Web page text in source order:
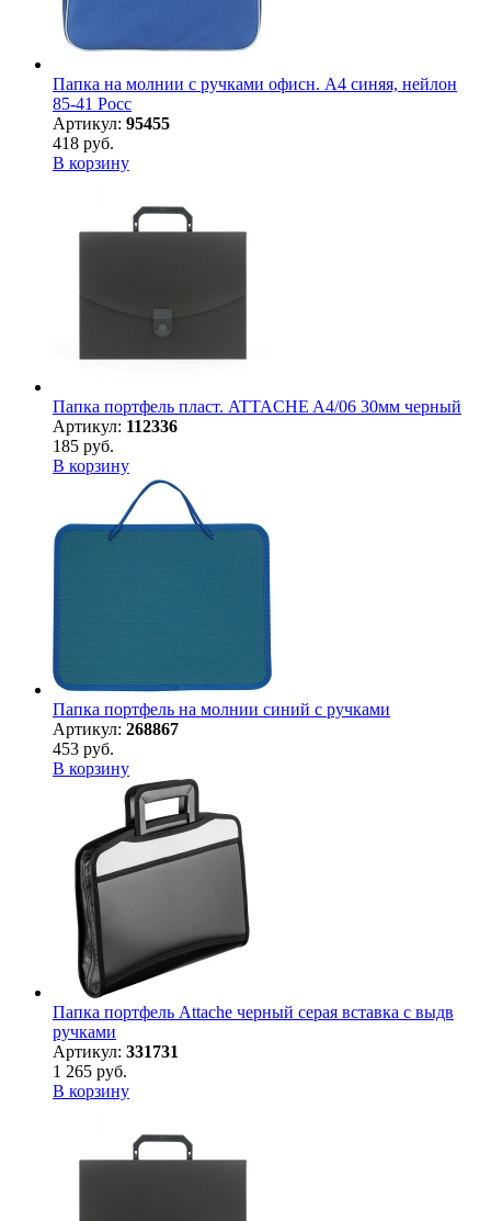
Папка на молнии с ручками офисн. А4 синяя, нейлон
85-41 Росс
Артикул: 95455
418 руб.
В корзину
Папка портфель пласт. ATTACHE A4/06 30мм черный
Артикул: 112336
185 руб.
В корзину
Папка портфель на молнии синий с ручками
Артикул: 268867
453 руб.
В корзину
Папка портфель Attache черный серая вставка с выдв
ручками
Артикул: 331731
1 265 руб.
В корзину